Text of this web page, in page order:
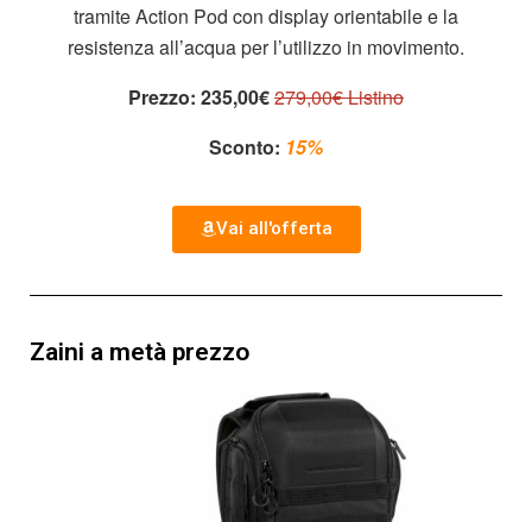
tramite Action Pod con display orientabile e la
resistenza all’acqua per l’utilizzo in movimento.
Prezzo: 235,00€279,00€ Listino
Sconto: 15%
Vai all'offerta
Zaini a metà prezzo